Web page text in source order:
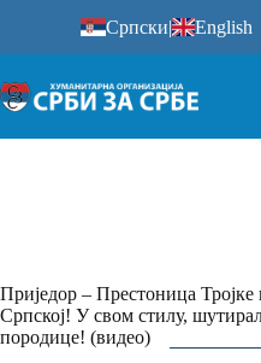
Српски| English
Приједор – Престоница
Српској! У свом стилу,
породице! (видео)